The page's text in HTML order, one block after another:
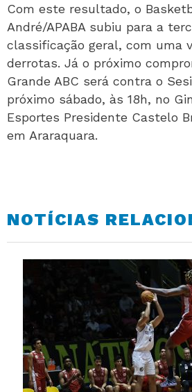
Com este resultado, o
André/APABA subiu para a
classificação geral, com uma
derrotas. Já o próximo
Grande ABC será contra o
próximo sábado, às 18h, no
Esportes Presidente Castelo
em Araraquara.
NOTÍCIAS